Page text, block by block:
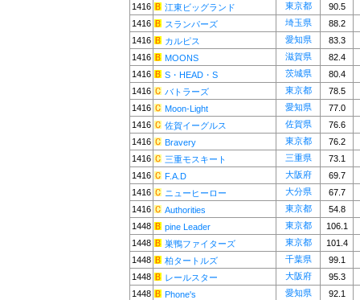
1416
江東ビッグランド 東京都
90.5
1416
スランパーズ 埼玉県
88.2
1416
カルピス 愛知県
83.3
1416
MOONS 滋賀県
82.4
1416
S・HEAD・S 茨城県
80.4
1416
バトラーズ 東京都
78.5
1416
Moon-Light 愛知県
77.0
1416
佐賀イーグルス 佐賀県
76.6
1416
Bravery 東京都
76.2
1416
三重モスキート 三重県
73.1
1416
F.A.D 大阪府
69.7
1416
ニューヒーロー 大分県
67.7
1416
Authorities 東京都
54.8
1448
pine Leader 東京都
106.1
1448
巣鴨ファイターズ 東京都
101.4
1448
柏タートルズ 千葉県
99.1
1448
レールスター 大阪府
95.3
1448
Phone's 愛知県
92.1